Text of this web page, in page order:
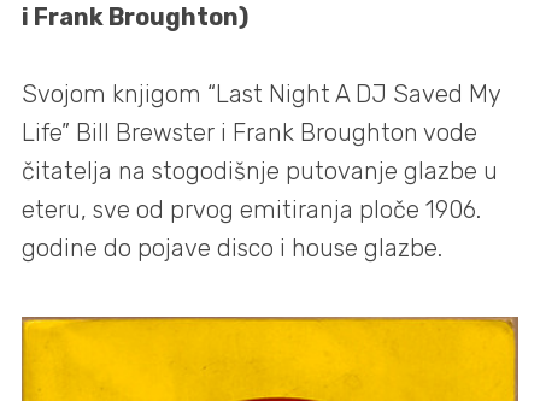
i Frank Broughton)
Svojom knjigom “Last Night A DJ Saved My
Life” Bill Brewster i Frank Broughton vode
čitatelja na stogodišnje putovanje glazbe u
eteru, sve od prvog emitiranja ploče 1906.
godine do pojave disco i house glazbe.